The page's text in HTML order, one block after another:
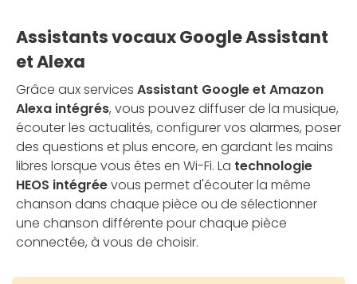
Assistants vocaux Google Assistant
et Alexa
Grâce aux services Assistant Google et Amazon
Alexa intégrés, vous pouvez diffuser de la musique,
écouter les actualités, configurer vos alarmes, poser
des questions et plus encore, en gardant les mains
libres lorsque vous êtes en Wi-Fi. La technologie
HEOS intégréevous permet d'écouter la même
chanson dans chaque pièce ou de sélectionner
une chanson différente pour chaque pièce
connectée, à vous de choisir.